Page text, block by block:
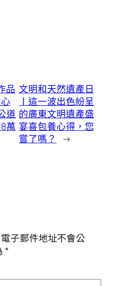
品
道
萬
文明和天然遺產日
丨這一波出色紛呈
的廣東文明遺產盛
宴喜包養心得，您
嘗了嗎？
→
子郵件地址不會公
*